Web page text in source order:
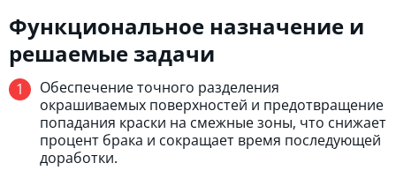
Функциональное назначение и
решаемые задачи
Обеспечение точного разделения
окрашиваемых поверхностей и предотвращение
попадания краски на смежные зоны, что снижает
процент брака и сокращает время последующей
доработки.